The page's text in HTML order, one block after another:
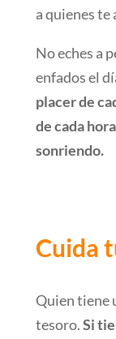
a quienes te
No eches a
enfados el
placer de
de cada
sonriendo.
Cuida
Quien tiene
tesoro.Si